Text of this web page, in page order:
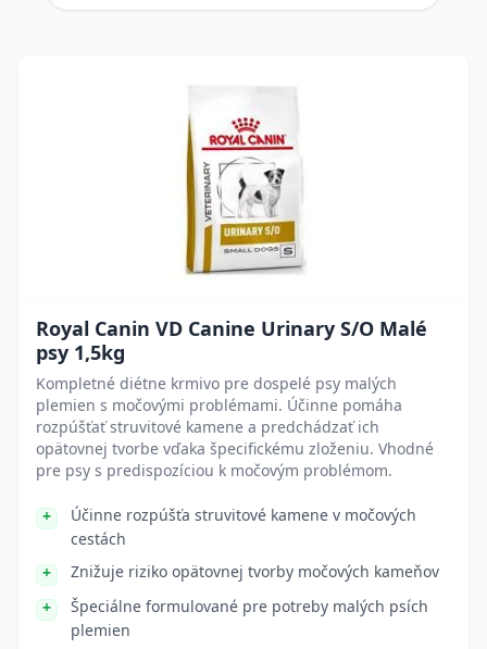
Royal Canin VD Canine Urinary S/O Malé
psy 1,5kg
Kompletné diétne krmivo pre dospelé psy malých
plemien s močovými problémami. Účinne pomáha
rozpúšťať struvitové kamene a predchádzať ich
opätovnej tvorbe vďaka špecifickému zloženiu. Vhodné
pre psy s predispozíciou k močovým problémom.
Účinne rozpúšťa struvitové kamene v močových
cestách
Znižuje riziko opätovnej tvorby močových kameňov
Špeciálne formulované pre potreby malých psích
plemien